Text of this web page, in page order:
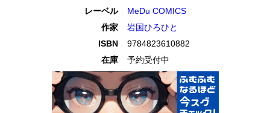
レーベル
MeDu COMICS
作家
岩国ひろひと
ISBN
9784823610882
在庫
予約受付中